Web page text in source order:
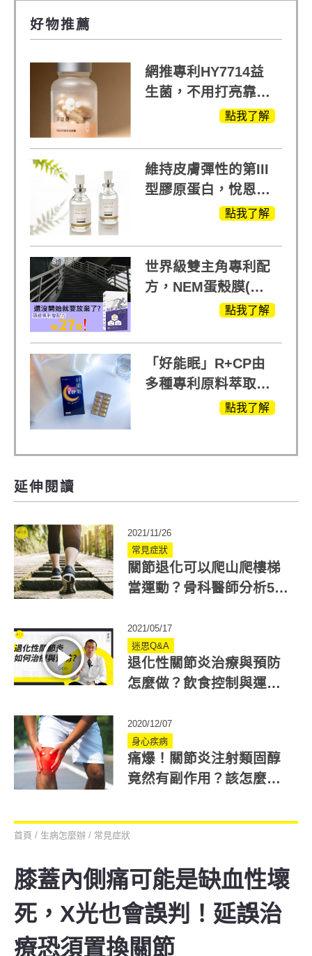
好物推薦
網推專利HY7714益
生菌，不用打亮靠養
點我了解
維持皮膚彈性的第III
型膠原蛋白，悅恩詩
給予寶寶般的肌膚感
點我了解
世界級雙主角專利配
方，NEM蛋殼膜(蛋
白聚醣)+UCll原裝進
+軟骨素
點我了解
「好能眠」R+CP由
多種專利原料萃取、
白鳳豆、羅布麻、西
點我了解
延伸閱讀
2021/11/26
常見症狀
關節退化可以爬山爬樓梯
當運動？骨科醫師分析5種
2021/05/17
迷思Q&A
退化性關節炎治療與預防
怎麼做？飲食控制與運動
2020/12/07
身心疾病
痛爆！關節炎注射類固醇
竟然有副作用？該怎麼緩
首頁 / 生病怎麼辦 / 常見症狀
膝蓋內側痛可能是缺血性壞
死，X光也會誤判！延誤治
療恐須置換關節